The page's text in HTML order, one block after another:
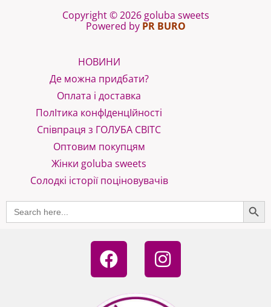
Copyright © 2026 goluba sweets
Powered by PR BURO
НОВИНИ
Де можна придбати?
Оплата і доставка
ПолІтика конфІденцІйності
Співпраця з ГОЛУБА СВІТС
Оптовим покупцям
Жінки goluba sweets
Солодкі історії поціновувачів
Search
for:
SEARCH
F
a
c
I
n
s